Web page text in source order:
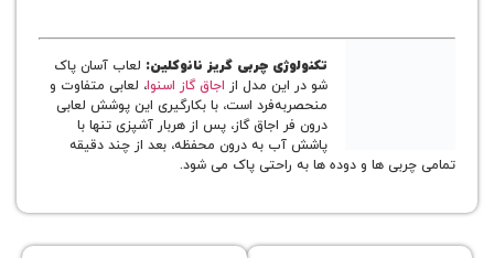
تکنولوژی چربی گریز نانوکلین: لعاب آسان پاک
شو در این مدل ازاجاق گاز اسنوا، لعابی متفاوت و
منحصربه‌فرد است، با بکارگیری این پوشش لعابی
درون فر اجاق گاز، پس از هربار آشپزی تنها با
پاشش آب به درون محفظه، بعد از چند دقیقه
ها و دوده ها به راحتی پاک می شود.